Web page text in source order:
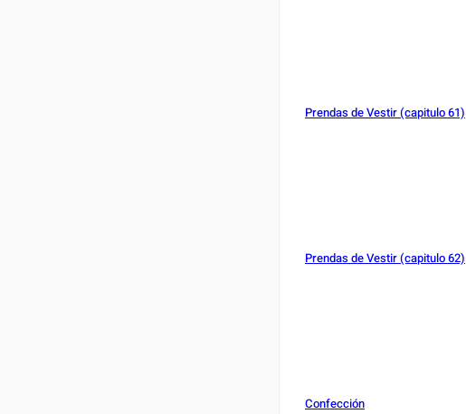
Prendas de Vestir (capitulo 61)
Prendas de Vestir (capitulo 62)
Confección